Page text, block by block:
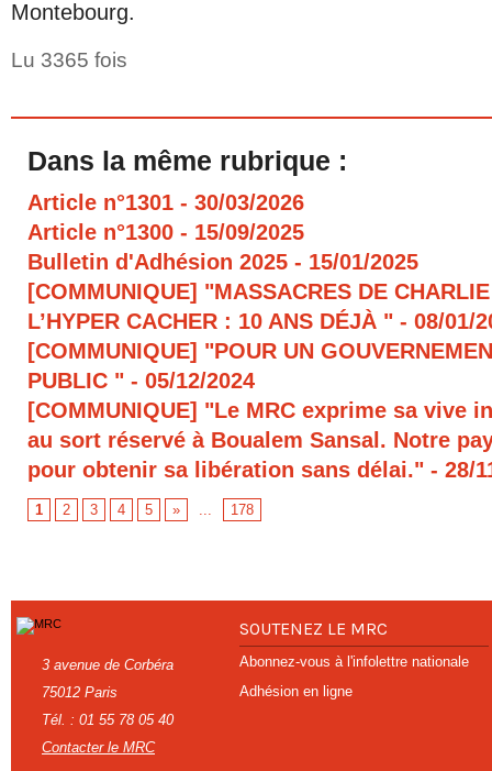
Montebourg.
Lu 3365 fois
Dans la même rubrique :
Article n°1301 - 30/03/2026
Article n°1300 - 15/09/2025
Bulletin d'Adhésion 2025 - 15/01/2025
[COMMUNIQUE] "MASSACRES DE
L’HYPER CACHER : 10 ANS DÉJÀ " - 08/01/
[COMMUNIQUE] "POUR UN
PUBLIC " - 05/12/2024
[COMMUNIQUE] "Le MRC exprime sa vive
au sort réservé à Boualem Sansal. Notre
pour obtenir sa libération sans délai." - 28/
1 2 3 4 5 » ... 178
3 avenue de Corbéra
75012 Paris
Tél. : 01 55 78 05 40
Contacter le MRC
SOUTENEZ LE MRC
Abonnez-vous à l'infolettre nationale
Adhésion en ligne